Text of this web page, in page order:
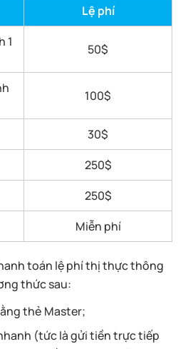
Lệ phí
1
50$
100$
30$
250$
250$
Miễn phí
toán lệ phí thị thực thông
thức sau:
thẻ Master;
(tức là gửi tiền trực tiếp